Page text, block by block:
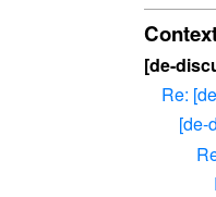
[de-
Re:
[de-